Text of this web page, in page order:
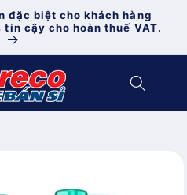
đặc biệt cho khách hàng
tin cậy cho hoàn thuế VAT.